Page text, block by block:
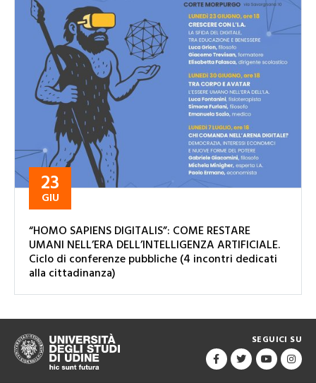
23
GIU
“HOMO SAPIENS DIGITALIS”: COME RESTARE
UMANI NELL’ERA DELL’INTELLIGENZA ARTIFICIALE.
Ciclo di conferenze pubbliche (4 incontri dedicati
alla cittadinanza)
SEGUICI SU